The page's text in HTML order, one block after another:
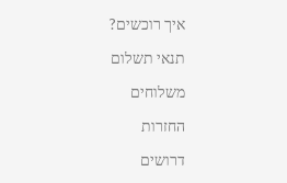
איך רוכשים?
תנאי תשלום
משלוחים
החזרות
דרושים